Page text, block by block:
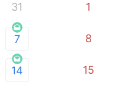
31 1
7 8
14 15